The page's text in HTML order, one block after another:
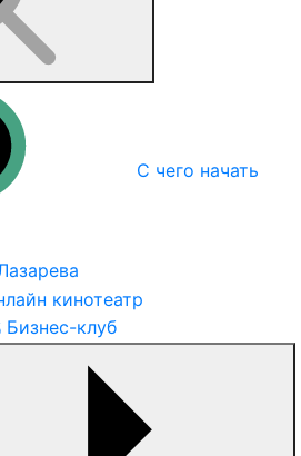
С чего начать
кинотеатр
Бизнес-клуб